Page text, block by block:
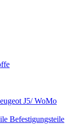
J5/ WoMo
Befestigungsteile